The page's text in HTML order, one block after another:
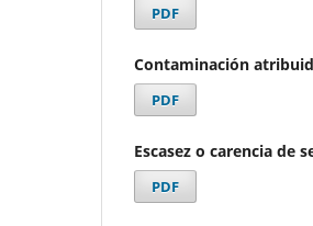
PDF
Contaminación
PDF
Escasez o carencia de
PDF